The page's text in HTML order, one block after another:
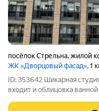
посёлок Стрельна,жилой
ЖК «Дворцовый фасад», 1
ID: 353642 Шикарная
входит и облицовка